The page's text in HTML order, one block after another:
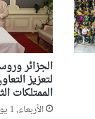
الجزائر
لتعزيز
الممتلكات
الأربعاء, 1 يوليو 2026, 11:00